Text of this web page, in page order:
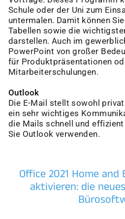
Schule oder der Uni zum
untermalen. Damit können
Tabellen sowie die
darstellen. Auch im
PowerPoint von großer
für Produktpräsentationen
Mitarbeiterschulungen.
Outlook
Die E-Mail stellt sowohl
ein sehr wichtiges
die Mails schnell und
Sie Outlook verwenden.
Office 2021 Home
aktivieren: die